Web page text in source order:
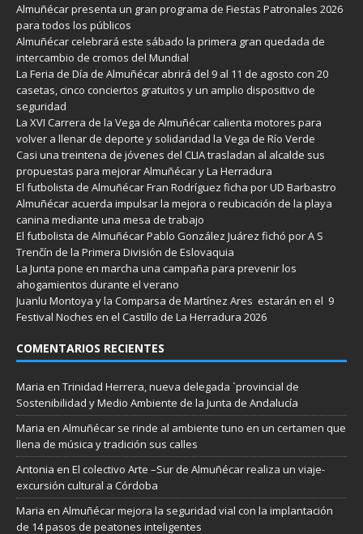
Almuñécar presenta un gran programa de Fiestas Patronales 2026
para todos los públicos
Almuñécar celebrará este sábado la primera gran quedada de
intercambio de cromos del Mundial
La Feria de Día de Almuñécar abrirá del 9 al 11 de agosto con 20
casetas, cinco conciertos gratuitos y un amplio dispositivo de
seguridad
La XVI Carrera de la Vega de Almuñécar calienta motores para
volver a llenar de deporte y solidaridad la Vega de Río Verde
Casi una treintena de jóvenes del CLIA trasladan al alcalde sus
propuestas para mejorar Almuñécar y La Herradura
El futbolista de Almuñécar Fran Rodríguez ficha por UD Barbastro
Almuñécar acuerda impulsar la mejora o reubicación de la playa
canina mediante una mesa de trabajo
El futbolista de Almuñécar Pablo González Juárez fichó por A S
Trenčín de la Primera División de Eslovaquia
La Junta pone en marcha una campaña para prevenir los
ahogamientos durante el verano
Juanlu Montoya y la Comparsa de Martínez Ares estarán en el 9
Festival Noches en el Castillo de La Herradura 2026
COMENTARIOS RECIENTES
Maria en Trinidad Herrera, nueva delegada `provincial de
Sostenibilidad y Medio Ambiente de la Junta de Andalucía
Maria en Almuñécar se rinde al ambiente tuno en un certamen que
llena de música y tradición sus calles
Antonia en El colectivo Arte –Sur de Almuñécar realiza un viaje-
excursión cultural a Córdoba
Maria en Almuñécar mejora la seguridad vial con la implantación
de 14 pasos de peatones inteligentes